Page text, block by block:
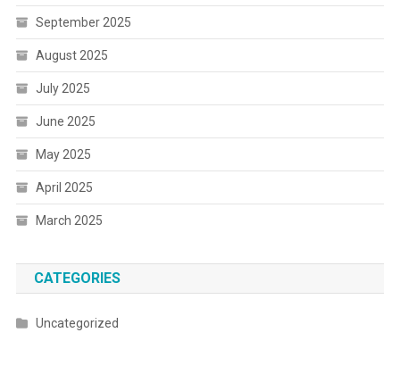
September 2025
August 2025
July 2025
June 2025
May 2025
April 2025
March 2025
CATEGORIES
Uncategorized